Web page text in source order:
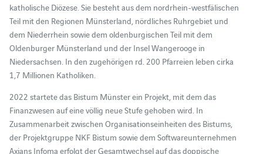
katholische Diözese. Sie besteht aus dem nordrhein-westfälischen
Teil mit den Regionen Münsterland, nördliches Ruhrgebiet und
dem Niederrhein sowie dem oldenburgischen Teil mit dem
Oldenburger Münsterland und der Insel Wangerooge in
Niedersachsen. In den zugehörigen rd. 200 Pfarreien leben cirka
1,7 Millionen Katholiken.
2022 startete das Bistum Münster ein Projekt, mit dem das
Finanzwesen auf eine völlig neue Stufe gehoben wird. In
Zusammenarbeit zwischen Organisationseinheiten des Bistums,
der Projektgruppe NKF Bistum sowie dem Softwareunternehmen
Axians Infoma erfolgt der Gesamtwechsel auf das doppische